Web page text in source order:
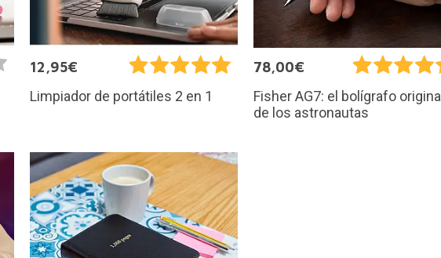
12,95€
Limpiador de portátiles 2 en 1
78,00€
Fisher AG7: el bolígrafo original
de los astronautas